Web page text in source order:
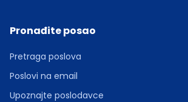
Pronađite posao
Pretraga poslova
Poslovi na email
Upoznajte poslodavce